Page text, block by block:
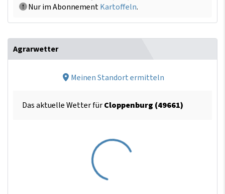
Nur im AbonnementKartoffeln.
Agrarwetter
Meinen Standort ermitteln
Das aktuelle Wetter fürCloppenburg (49661)